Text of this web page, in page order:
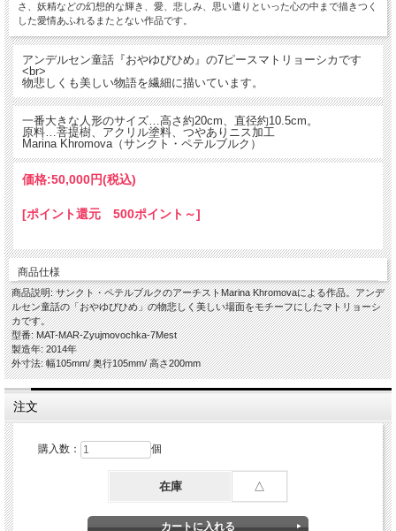
さ、妖精などの幻想的な輝き、愛、悲しみ、思い遣りといった心の中まで描きつく
した愛情あふれるまたとない作品です。
アンデルセン童話『おやゆびひめ』の7ピースマトリョーシカです
<br>
物悲しくも美しい物語を繊細に描いています。
一番大きな人形のサイズ…高さ約20cm、直径約10.5cm。
原料…菩提樹、アクリル塗料、つやありニス加工
Marina Khromova（サンクト・ペテルブルク）
価格:50,000円(税込)
[ポイント還元 500ポイント～]
商品仕様
商品説明: サンクト・ペテルブルクのアーチストMarina Khromovaによる作品。アンデ
ルセン童話の「おやゆびひめ」の物悲しく美しい場面をモチーフにしたマトリョーシ
カです。
型番: MAT-MAR-Zyujmovochka-7Mest
製造年: 2014年
外寸法: 幅105mm/ 奥行105mm/ 高さ200mm
注文
購入数： 個
在庫 △